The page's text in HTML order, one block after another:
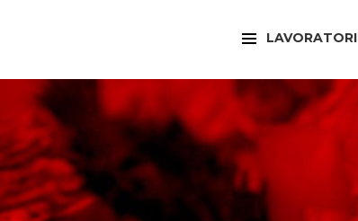
LAVORATORI
FILCAMS
FILCTEM
FILLEA
FILT